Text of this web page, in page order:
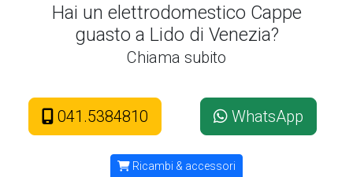
Hai un elettrodomestico Cappe
guasto a Lido di Venezia?
Chiama subito
041.5384810 WhatsApp
Ricambi & accessori